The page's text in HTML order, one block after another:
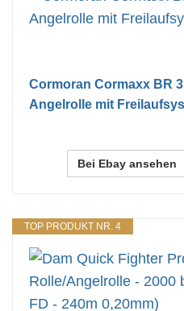
Cormoran Cormaxx BR
Angelrolle mit
Bei Ebay ansehen
TOP PRODUKT NR. 4